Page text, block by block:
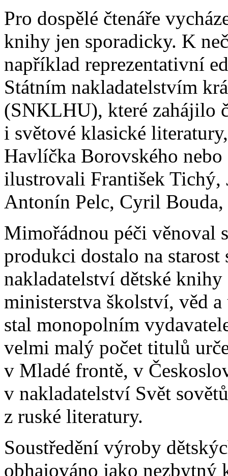
Pro dospělé čtenáře
knihy jen sporadicky. K
například reprezentativní
Státním nakladatelstvím
(SNKLHU), které zahájilo
i světové klasické
Havlíčka Borovského nebo
ilustrovali František
Antonín Pelc, Cyril
Mimořádnou péči věnoval
produkci dostalo na starost
nakladatelství dětské
ministerstva školství, věd
stal monopolním
velmi malý počet titulů
v Mladé frontě, v
v nakladatelství Svět
z ruské literatury.
Soustředění výroby
obhajováno jako nezbytný